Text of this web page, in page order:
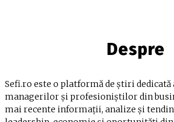
Despre
Sefi.ro este o platformă de știri
managerilor și profesioniștilor din
mai recente informații, analize și